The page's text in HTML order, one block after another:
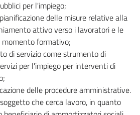
per l'impiego;
delle misure relative alla
attivo verso i lavoratori e le
momento formativo;
di servizio come strumento di
per l'impiego per interventi di
delle procedure amministrative.
che cerca lavoro, in quanto